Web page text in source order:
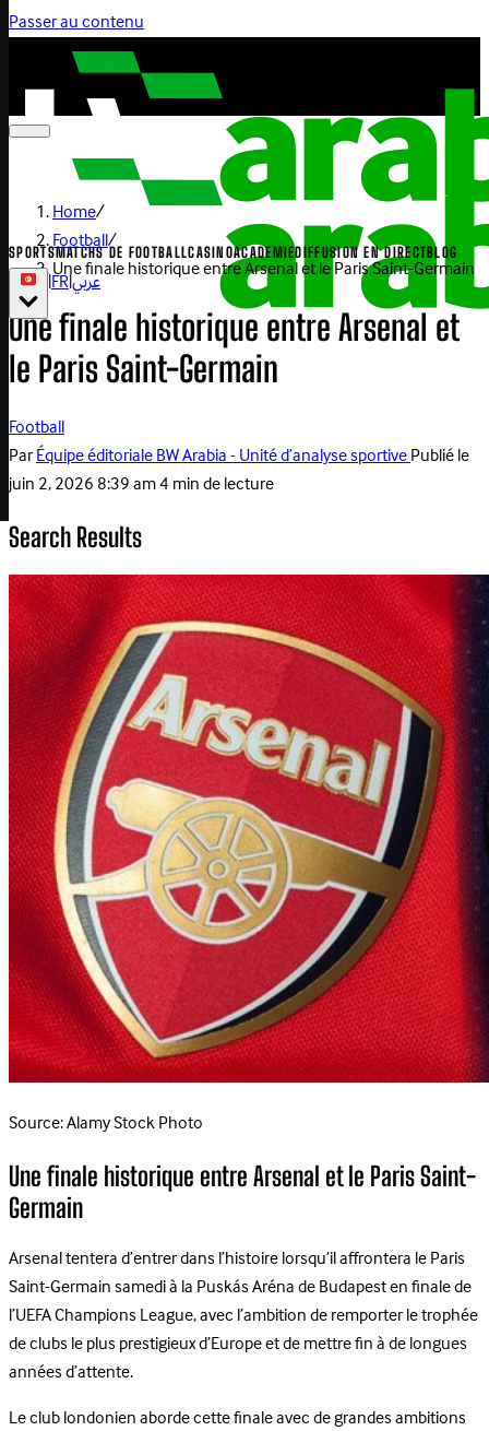
Passer au contenu
SPORTSMATCHS DE FOOTBALLCASINOACADEMIEDIFFUSION EN DIRECTBLOG
|FR|عربي
Home/
Football/
Une finale historique entre Arsenal et le Paris Saint-Germain
Une finale historique entre Arsenal et
le Paris Saint-Germain
Football
ParÉquipe éditoriale BW Arabia - Unité d’analyse sportivePublié le
juin 2, 2026 8:39 am4 min de lecture
Search Results
Source: Alamy Stock Photo
Une finale historique entre Arsenal et le Paris Saint-
Germain
Arsenal tentera d’entrer dans l’histoire lorsqu’il affrontera le Paris
Saint-Germain samedi à la Puskás Aréna de Budapest en finale de
l’UEFA Champions League, avec l’ambition de remporter le trophée
de clubs le plus prestigieux d’Europe et de mettre fin à de longues
années d’attente.
Le club londonien aborde cette finale avec de grandes ambitions